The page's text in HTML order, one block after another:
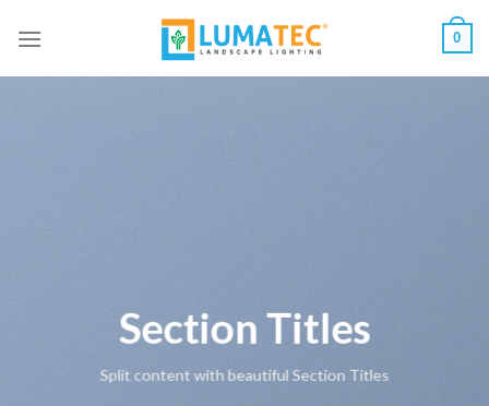
0
Section Titles
Split content with beautiful Section Titles